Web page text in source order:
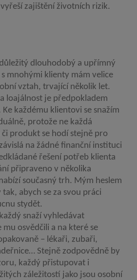
zajištění životních rizik.
dlouhodobý a upřímný
mnohými klienty mám velice
vztah, trvající několik let.
loajálnost je předpokladem
každému klientovi se snažím
protože ne každá
produkt se hodí stejně pro
na žádné finanční instituci
řešení potřeb klienta
připraveno v několika
současný trh. Mým heslem
abych se za svou práci
stydět.
snaží vyhledávat
mu osvědčili a na které se
– lékaři, zubaři,
Stejně zodpovědně by
každý přistupovat i
záležitostí jako jsou osobní